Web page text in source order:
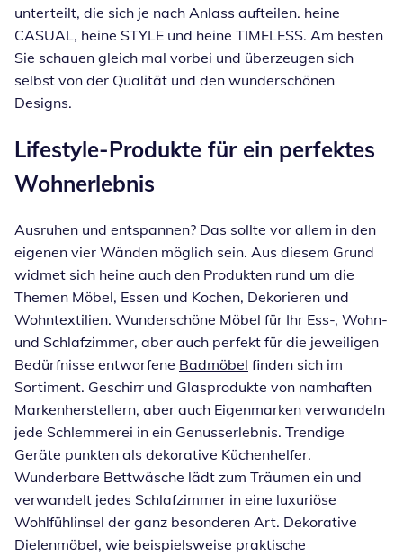
unterteilt, die sich je nach Anlass aufteilen. heine
CASUAL, heine STYLE und heine TIMELESS. Am besten
Sie schauen gleich mal vorbei und überzeugen sich
selbst von der Qualität und den wunderschönen
Designs.
Lifestyle-Produkte für ein perfektes
Wohnerlebnis
Ausruhen und entspannen? Das sollte vor allem in den
eigenen vier Wänden möglich sein. Aus diesem Grund
widmet sich heine auch den Produkten rund um die
Themen Möbel, Essen und Kochen, Dekorieren und
Wohntextilien. Wunderschöne Möbel für Ihr Ess-, Wohn-
und Schlafzimmer, aber auch perfekt für die jeweiligen
Bedürfnisse entworfene Badmöbel finden sich im
Sortiment. Geschirr und Glasprodukte von namhaften
Markenherstellern, aber auch Eigenmarken verwandeln
jede Schlemmerei in ein Genusserlebnis. Trendige
Geräte punkten als dekorative Küchenhelfer.
Wunderbare Bettwäsche lädt zum Träumen ein und
verwandelt jedes Schlafzimmer in eine luxuriöse
Wohlfühlinsel der ganz besonderen Art. Dekorative
Dielenmöbel, wie beispielsweise praktische